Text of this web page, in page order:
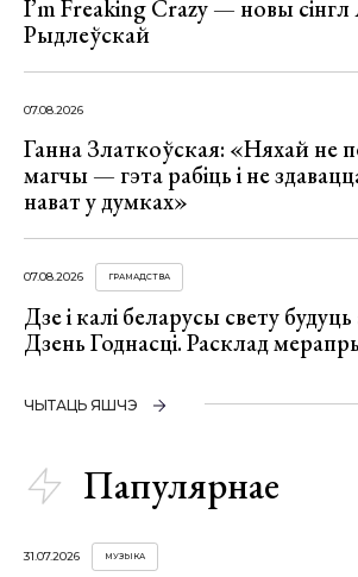
I’m Freaking Crazy — новы сінгл
Рыдлеўскай
07.08.2026
Ганна Златкоўская: «Няхай не
магчы — гэта рабіць і не
нават у думках»
07.08.2026 ГРАМАДСТВА
Дзе і калі беларусы свету
Дзень Годнасці. Расклад
ЧЫТАЦЬ ЯШЧЭ
Папулярнае
31.07.2026 МУЗЫКА